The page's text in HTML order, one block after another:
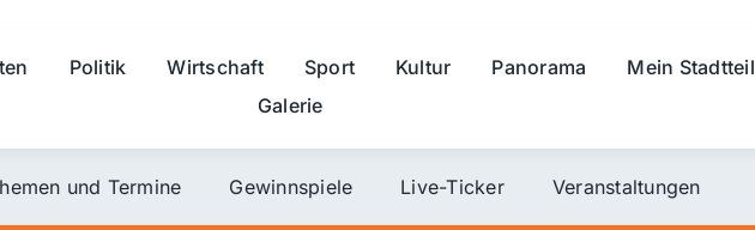
Politik Wirtschaft Sport Kultur Panorama
Mein Stadtteil
Galerie
und Termine Gewinnspiele Live-Ticker Veranstaltungen